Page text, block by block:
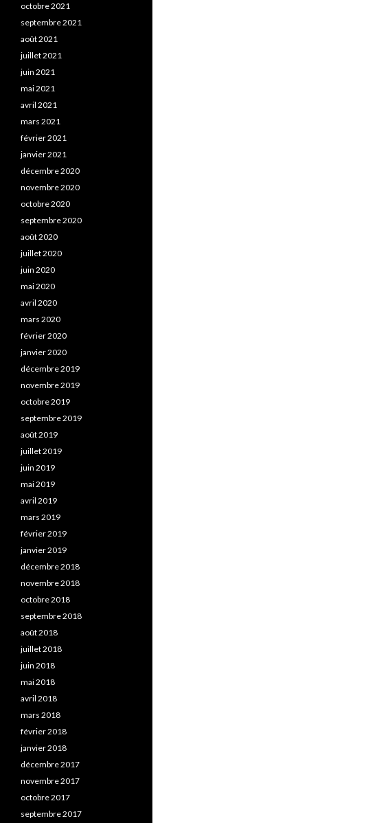
octobre 2021
septembre 2021
août 2021
juillet 2021
juin 2021
mai 2021
avril 2021
mars 2021
février 2021
janvier 2021
décembre 2020
novembre 2020
octobre 2020
septembre 2020
août 2020
juillet 2020
juin 2020
mai 2020
avril 2020
mars 2020
février 2020
janvier 2020
décembre 2019
novembre 2019
octobre 2019
septembre 2019
août 2019
juillet 2019
juin 2019
mai 2019
avril 2019
mars 2019
février 2019
janvier 2019
décembre 2018
novembre 2018
octobre 2018
septembre 2018
août 2018
juillet 2018
juin 2018
mai 2018
avril 2018
mars 2018
février 2018
janvier 2018
décembre 2017
novembre 2017
octobre 2017
septembre 2017